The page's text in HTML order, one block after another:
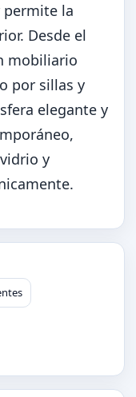
la
Desde el
mobiliario
por sillas y
elegante y
y